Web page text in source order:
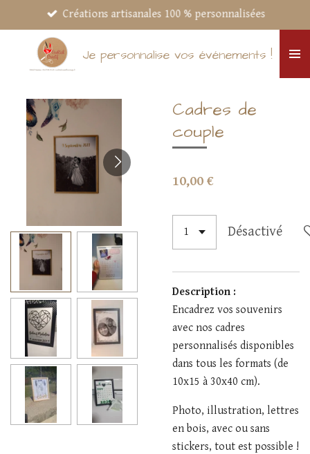
au
contenu
principal
Je personnalise vos événements !
Créations artisanales 100 % personnalisées
Cadres de
couple
10,00 €
Désactivé
Description :
Encadrez vos souvenirs
avec nos cadres
personnalisés disponibles
dans tous les formats (de
10x15 à 30x40 cm).
Photo, illustration, lettres
en bois, avec ou sans
stickers, tout est possible !